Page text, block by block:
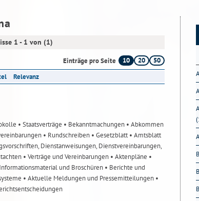
1 - 1 von (1)
Einträge pro Seite 10 20
50
Relevanz
• Staatsverträge • Bekanntmachungen • Abkommen
• Rundschreiben • Gesetzblatt• Amtsblatt
Dienstanweisungen, Dienstvereinbarungen,
• Verträge und Vereinbarungen • Aktenpläne •
und Broschüren • Berichte und
• Aktuelle Meldungen und Pressemitteilungen •